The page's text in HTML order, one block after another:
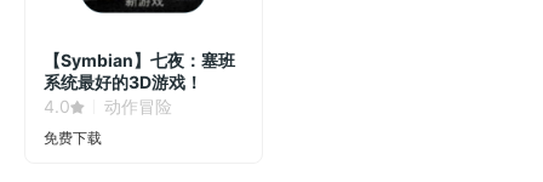
【Symbian】七夜：塞班
系统最好的3D游戏！
4.0
动作冒险
免费下载